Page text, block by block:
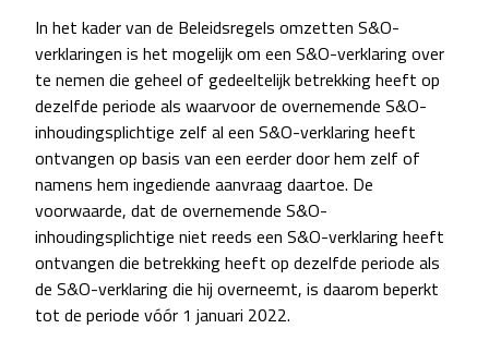
In het kader van de Beleidsregels omzetten S&O-
verklaringen is het mogelijk om een S&O-verklaring over
te nemen die geheel of gedeeltelijk betrekking heeft op
dezelfde periode als waarvoor de overnemende S&O-
inhoudingsplichtige zelf al een S&O-verklaring heeft
ontvangen op basis van een eerder door hem zelf of
namens hem ingediende aanvraag daartoe. De
voorwaarde, dat de overnemende S&O-
inhoudingsplichtige niet reeds een S&O-verklaring heeft
ontvangen die betrekking heeft op dezelfde periode als
de S&O-verklaring die hij overneemt, is daarom beperkt
tot de periode vóór 1 januari 2022.